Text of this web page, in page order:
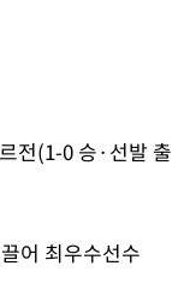
전(1-0 승·선발 출
어 최우수선수